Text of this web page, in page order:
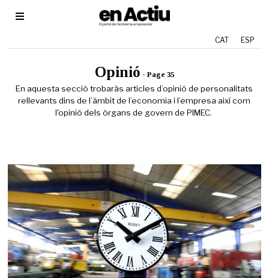
CAT ESP
Opinió - Page 35
En aquesta secció trobaràs articles d’opinió de personalitats
rellevants dins de l’àmbit de l’economia i l’empresa així com
l'opinió dels òrgans de govern de PIMEC.